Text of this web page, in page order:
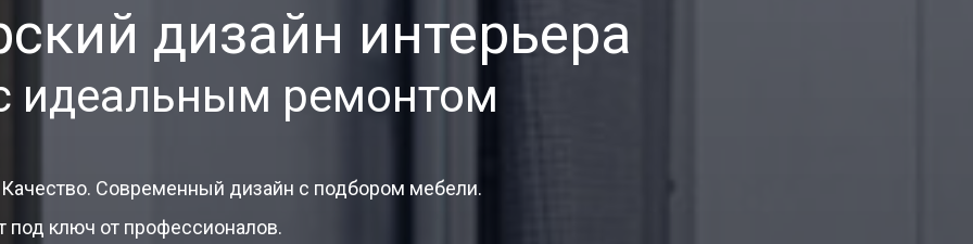
дизайн интерьера
идеальным ремонтом
Современный дизайн с подбором мебели.
под ключ от профессионалов.